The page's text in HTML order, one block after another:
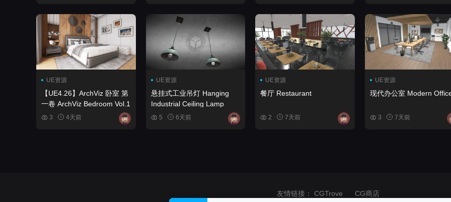
UE资源
【UE4.26】ArchViz 卧室 第
一卷 ArchViz Bedroom Vol.1
3 4天前
UE资源
悬挂式工业吊灯 Hanging
Industrial Ceiling Lamp
5 6天前
UE资源
餐厅 Restaurant
2 7天前
UE资源
现代办公室 Modern
3 7天前
友情链接： CGTrove CG商店